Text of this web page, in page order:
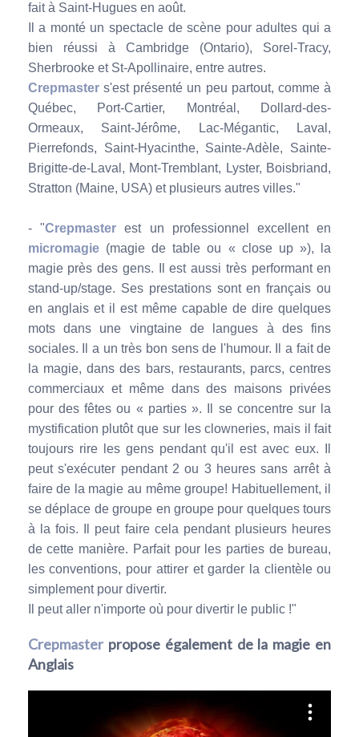
fait à Saint-Hugues en août.
Il a monté un spectacle de scène pour adultes qui a
bien réussi à Cambridge (Ontario), Sorel-Tracy,
Sherbrooke et St-Apollinaire, entre autres.
Crepmasters'est présenté un peu partout, comme à
Québec, Port-Cartier, Montréal, Dollard-des-
Ormeaux, Saint-Jérôme, Lac-Mégantic, Laval,
Pierrefonds, Saint-Hyacinthe, Sainte-Adèle, Sainte-
Brigitte-de-Laval, Mont-Tremblant, Lyster, Boisbriand,
Stratton (Maine, USA) et plusieurs autres villes."
- "Crepmaster est un professionnel excellent en
micromagie(magie de table ou « close up »), la
magie près des gens. Il est aussi très performant en
stand-up/stage. Ses prestations sont en français ou
en anglais et il est même capable de dire quelques
mots dans une vingtaine de langues à des fins
sociales. Il a un très bon sens de l'humour. Il a fait de
la magie, dans des bars, restaurants, parcs, centres
commerciaux et même dans des maisons privées
pour des fêtes ou « parties ». Il se concentre sur la
mystification plutôt que sur les clowneries, mais il fait
toujours rire les gens pendant qu'il est avec eux. Il
peut s'exécuter pendant 2 ou 3 heures sans arrêt à
faire de la magie au même groupe! Habituellement, il
se déplace de groupe en groupe pour quelques tours
à la fois. Il peut faire cela pendant plusieurs heures
de cette manière. Parfait pour les parties de bureau,
les conventions, pour attirer et garder la clientèle ou
simplement pour divertir.
Il peut aller n'importe où pour divertir le public !"
Crepmasterpropose également de la magie en
Anglais